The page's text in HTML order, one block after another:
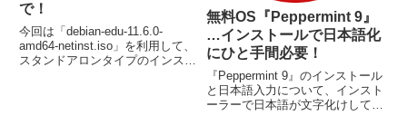
で！
今回は「debian-edu-11.6.0-
amd64-netinst.iso」を利用して、
スタンドアロンタイプのインスト
無料OS『Peppermint 9』
…インストールで日本語化
にひと手間必要！
『Peppermint 9』のインストール
と日本語入力について、インスト
ーラーで日本語が文字化けしてい